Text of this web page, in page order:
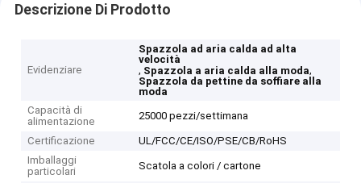
Descrizione Di Prodotto
Evidenziare
Spazzola ad aria calda ad alta
velocità
, Spazzola a aria calda alla moda,
Spazzola da pettine da soffiare alla
moda
Capacità di
alimentazione
25000 pezzi/settimana
Certificazione
UL/FCC/CE/ISO/PSE/CB/RoHS
Imballaggi
particolari
Scatola a colori / cartone